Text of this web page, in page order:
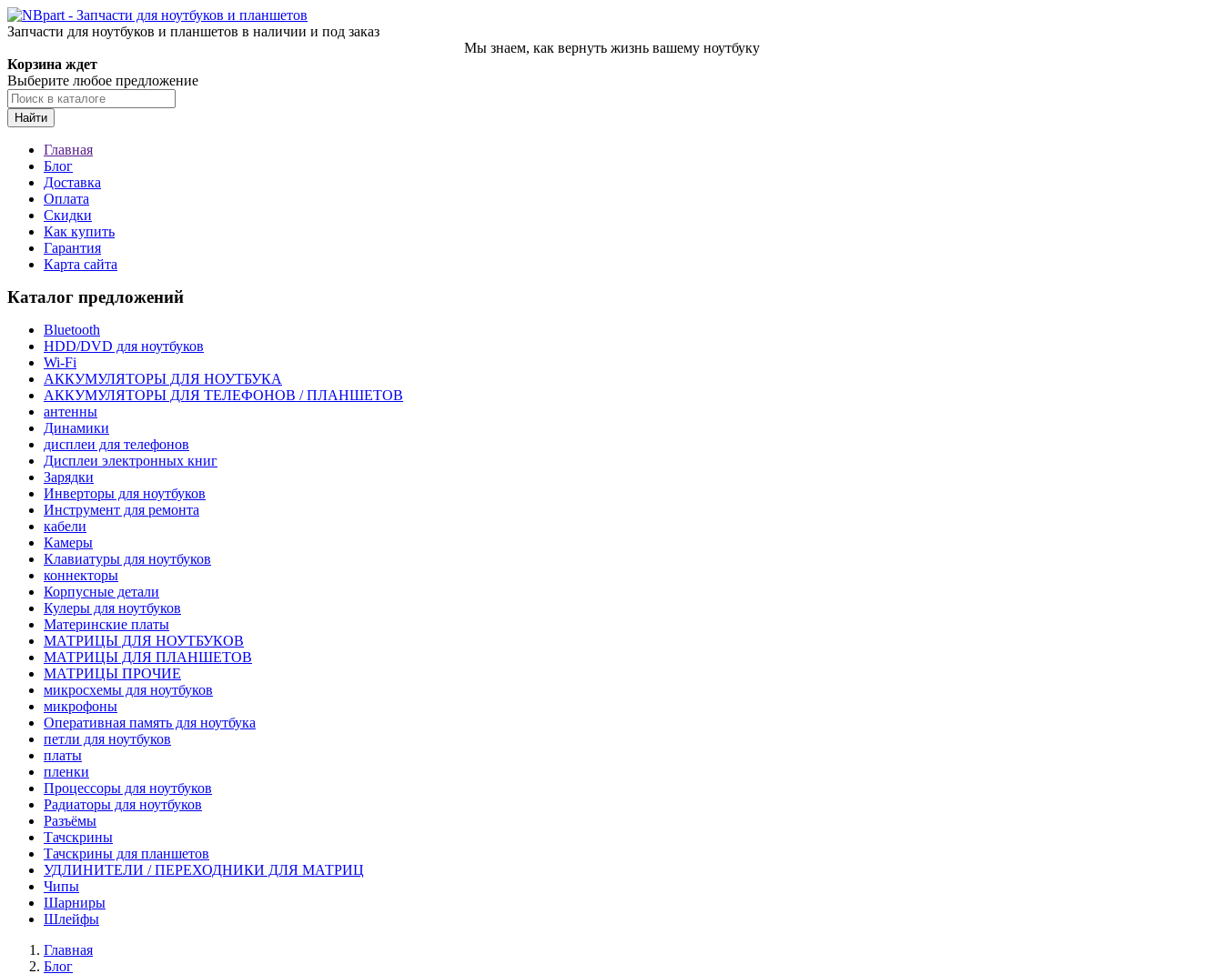
Запчасти для ноутбуков и планшетов в наличии и под заказ
Мы знаем, как вернуть жизнь вашему ноутбуку
Корзина ждет
Выберите любое предложение
Найти
Главная
Блог
Доставка
Оплата
Скидки
Как купить
Гарантия
Карта сайта
Каталог предложений
Bluetooth
HDD/DVD для ноутбуков
Wi-Fi
АККУМУЛЯТОРЫ ДЛЯ НОУТБУКА
АККУМУЛЯТОРЫ ДЛЯ ТЕЛЕФОНОВ / ПЛАНШЕТОВ
антенны
Динамики
дисплеи для телефонов
Дисплеи электронных книг
Зарядки
Инверторы для ноутбуков
Инструмент для ремонта
кабели
Камеры
Клавиатуры для ноутбуков
коннекторы
Корпусные детали
Кулеры для ноутбуков
Материнские платы
МАТРИЦЫ ДЛЯ НОУТБУКОВ
МАТРИЦЫ ДЛЯ ПЛАНШЕТОВ
МАТРИЦЫ ПРОЧИЕ
микросхемы для ноутбуков
микрофоны
Оперативная память для ноутбука
петли для ноутбуков
платы
пленки
Процессоры для ноутбуков
Радиаторы для ноутбуков
Разъёмы
Тачскрины
Тачскрины для планшетов
УДЛИНИТЕЛИ / ПЕРЕХОДНИКИ ДЛЯ МАТРИЦ
Чипы
Шарниры
Шлейфы
Главная
Блог